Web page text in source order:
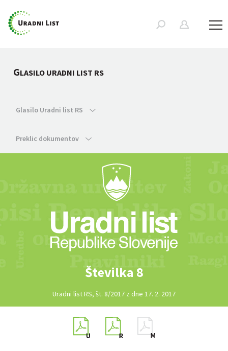
GLASILO URADNI LIST RS
Glasilo Uradni list RS
Preklic dokumentov
Številka 8
Uradni list RS, št. 8/2017 z dne 17. 2. 2017